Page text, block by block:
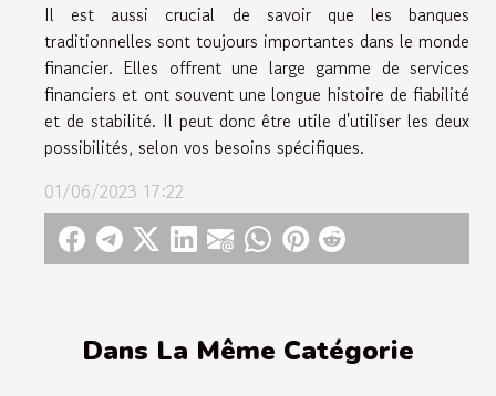
Dans La Même Catégorie
Il est aussi crucial de savoir que les banques
traditionnelles sont toujours importantes dans le monde
financier. Elles offrent une large gamme de services
financiers et ont souvent une longue histoire de fiabilité
et de stabilité. Il peut donc être utile d'utiliser les deux
possibilités, selon vos besoins spécifiques.
01/06/2023 17:22